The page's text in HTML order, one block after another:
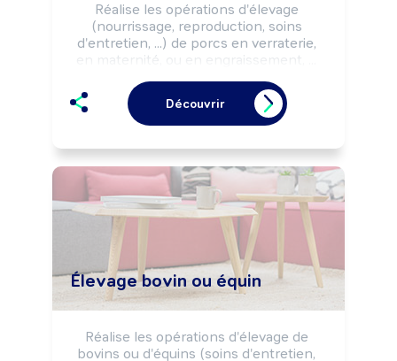
Réalise les opérations d'élevage
(nourrissage, reproduction, soins
d'entretien, ...) de porcs en verraterie,
en maternité, ou en engraissement, ...
les normes environnementales et les
impératifs de production.
Peut cultiver les plantes destinées à
céréales, ...).
Peut transformer des produits issus de
l'élevage (charcuterie, ...).
Peut coordonner une équipe ou diriger
un élevage.
Découvrir
Élevage bovin ou équin
Réalise les opérations d'élevage de
bovins ou d'équins (soins d'entretien,